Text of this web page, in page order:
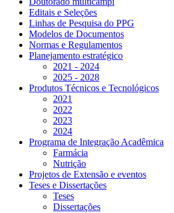
Editais e Seleções
Linhas de Pesquisa do PPG
Modelos de Documentos
Normas e Regulamentos
Planejamento estratégico
2021 - 2024
2025 - 2028
Produtos Técnicos e Tecnológicos
2021
2022
2023
2024
Programa de Integração Acadêmica
Farmácia
Nutrição
Projetos de Extensão e eventos
Teses e Dissertações
Teses
Dissertações